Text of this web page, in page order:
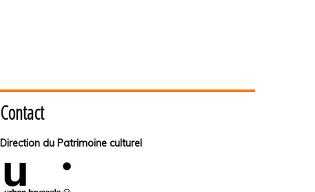
Contact
Direction du Patrimoine culturel